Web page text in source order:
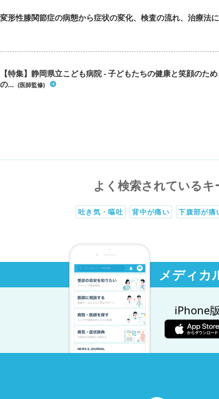
変形性膝関節症の病態から症状の変化、検査の流れ、治療法
【特集】静岡県立こども病院 - 子どもたちの健康と笑顔のた
の... (医師監修)
よく検索されているキ
吐き気・嘔吐 背中が痛い 下腹部が痛
メディカ
iPhone